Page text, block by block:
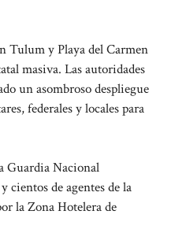
Tulum y Playa del Carmen
masiva. Las autoridades
un asombroso despliegue
federales y locales para
Guardia Nacional
cientos de agentes de la
la Zona Hotelera de